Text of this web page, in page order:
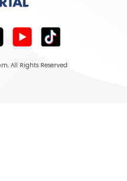
, All Rights Reserved